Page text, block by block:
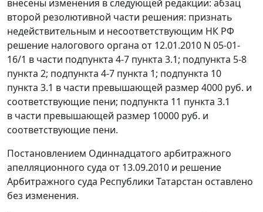
внесены изменения в следующей редакции: абзац
второй резолютивной части решения: признать
недействительным и несоответствующим НК РФ
решение налогового органа от 12.01.2010 N 05-01-
16/1 в части подпункта 4-7 пункта 3.1; подпункта 5-8
пункта 2; подпункта 4-7 пункта 1; подпункта 10
пункта 3.1 в части превышающей размер 4000 руб. и
соответствующие пени; подпункта 11 пункта 3.1
в части превышающей размер 10000 руб. и
соответствующие пени.
Постановлением Одиннадцатого арбитражного
апелляционного суда от 13.09.2010 и решение
Арбитражного суда Республики Татарстан оставлено
без изменения.